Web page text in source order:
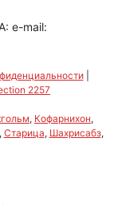
e-mail:
|
2257
, Кофарнихон,
, Старица, Шахрисабз,